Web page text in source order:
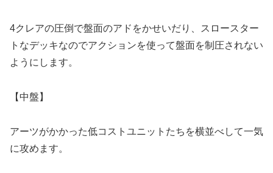
4クレアの圧倒で盤面のアドをかせいだり、スロースター
トなデッキなのでアクションを使って盤面を制圧されない
ようにします。
【 中盤】
アーツがかかった低コストユニットたちを横並べして一気
に攻めます。